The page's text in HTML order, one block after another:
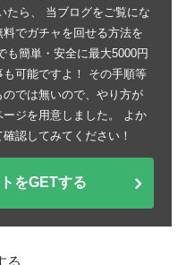
たら、 当ブログをご覧にな
でガチャを回せる方法を
も簡単・安全に最大5000円
可能ですよ！ その手順等
では無いので、やり方が
ジを用意しました。 よか
認してみてください！
をGETする
る